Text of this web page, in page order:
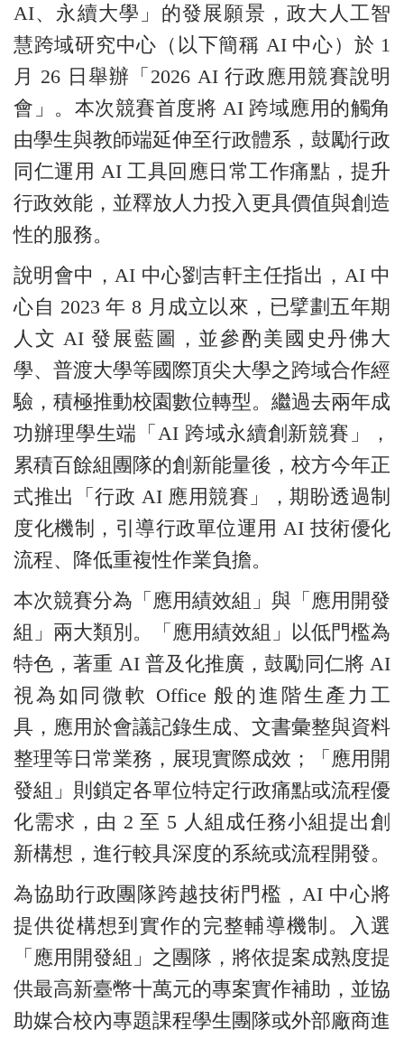
AI、永續大學」的發展願景，政大人工智
慧跨域研究中心（以下簡稱 AI 中心）於 1
月 26 日舉辦「2026 AI 行政應用競賽說明
會」。本次競賽首度將 AI 跨域應用的觸角
由學生與教師端延伸至行政體系，鼓勵行政
同仁運用 AI 工具回應日常工作痛點，提升
行政效能，並釋放人力投入更具價值與創造
性的服務。
說明會中，AI 中心劉吉軒主任指出，AI 中
心自 2023 年 8 月成立以來，已擘劃五年期
人文 AI 發展藍圖，並參酌美國史丹佛大
學、普渡大學等國際頂尖大學之跨域合作經
驗，積極推動校園數位轉型。繼過去兩年成
功辦理學生端「AI 跨域永續創新競賽」，
累積百餘組團隊的創新能量後，校方今年正
式推出「行政 AI 應用競賽」，期盼透過制
度化機制，引導行政單位運用 AI 技術優化
流程、降低重複性作業負擔。
本次競賽分為「應用績效組」與「應用開發
組」兩大類別。「應用績效組」以低門檻為
特色，著重 AI 普及化推廣，鼓勵同仁將 AI
視為如同微軟 Office 般的進階生產力工
具，應用於會議記錄生成、文書彙整與資料
整理等日常業務，展現實際成效；「應用開
發組」則鎖定各單位特定行政痛點或流程優
化需求，由 2 至 5 人組成任務小組提出創
新構想，進行較具深度的系統或流程開發。
為協助行政團隊跨越技術門檻，AI 中心將
提供從構想到實作的完整輔導機制。入選
「應用開發組」之團隊，將依提案成熟度提
供最高新臺幣十萬元的專案實作補助，並協
助媒合校內專題課程學生團隊或外部廠商進